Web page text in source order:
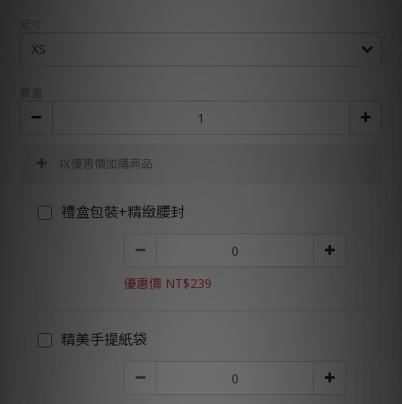
以優惠價加購商品
禮盒包裝+精緻腰封
優惠價 NT$239
精美手提紙袋